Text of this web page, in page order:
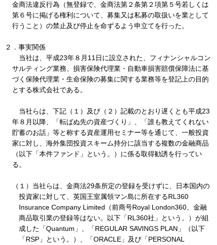
金商法違反行為（無登録で、金商法第２条第２項第５号若しくは
第６号に掲げる権利について、募集又は私募の取扱いを業として
行うこと）の禁止及び停止を命ずるよう申立てを行った。
２．事実関係
当社は、平成23年８月11日に設立された、フィナンシャルコン
サルティング業務、損害保険代理業・自動車損害賠償保障法に基
づく保険代理業・生命保険の募集に関する業務等を登記上の目的
とする株式会社である。
当社らは、下記（１）及び（２）記載のとおり遅くとも平成23
年８月以降、「転ばぬ先の資産づくり」、「誰も教えてくれない
貯蓄のお話」等と称する資産運用セミナー等を通じて、一般投資
家に対し、海外集団投資スキーム持分に該当する複数の金融商品
（以下「本件ファンド」という。）に係る取得勧誘を行ってい
る。
（１）当社らは、金商法29条所定の登録を受けずに、日本国内の
投資家に対して、英国王室属領マン島に所在するRL360
Insurance Company Limited（前商号Royal London360、金融
商品取引業の登録等はない。以下「RL360社」という。）が組
成した「Quantum」、「REGULAR SAVINGS PLAN」（以下
「RSP」という。）、「ORACLE」及び「PERSONAL